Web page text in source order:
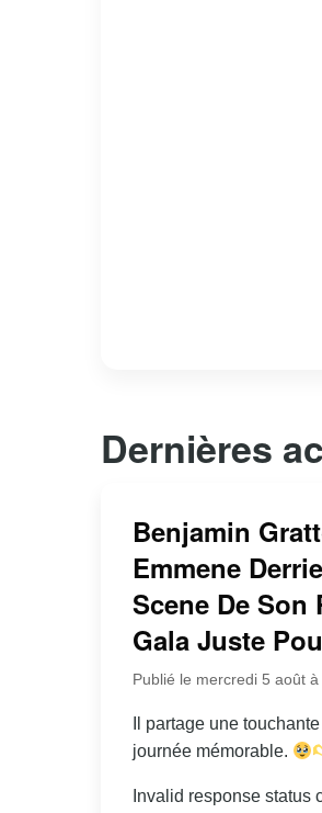
Dernières
Benjamin
Emmene
Scene De Son
Gala Juste
Publié le mercredi 5 août à
Il partage une
journée mémorable.
Invalid response status